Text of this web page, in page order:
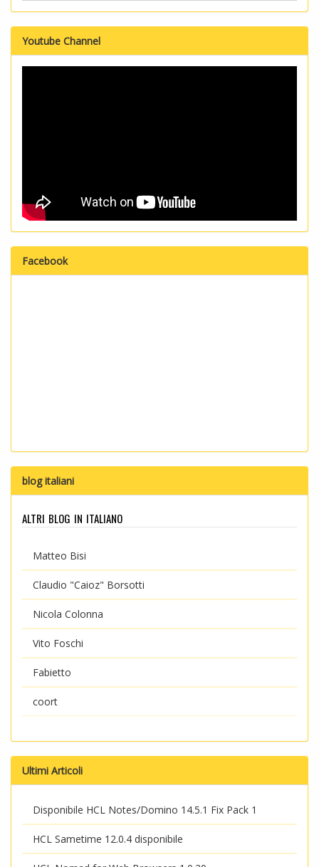
Youtube Channel
Facebook
blog italiani
altri blog in italiano
Matteo Bisi
Claudio "Caioz" Borsotti
Nicola Colonna
Vito Foschi
Fabietto
coort
Ultimi Articoli
Disponibile HCL Notes/Domino 14.5.1 Fix Pack 1
HCL Sametime 12.0.4 disponibile